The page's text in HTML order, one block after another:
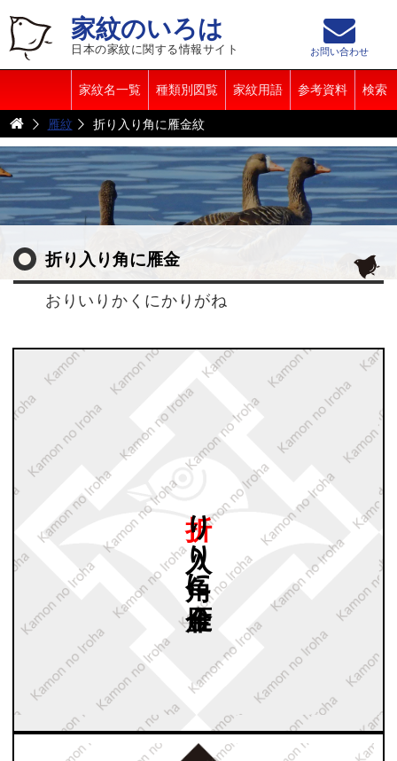
家紋のいろは
日本の家紋に関する情報サイト
家紋名一覧 種類別図覧 家紋用語 参考資料 検索
お問い合わせ
雁紋 折り入り角に雁金紋
折り入り角に雁金
おりいりかくにかりがね
雁金